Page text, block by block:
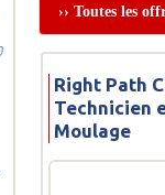
›› Toutes les
Right Path
Technicien
Moulage